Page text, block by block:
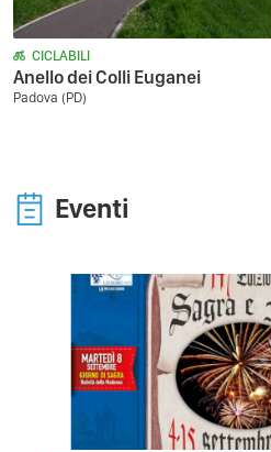
CICLABILI
Anello dei Colli Euganei
Padova (PD)
Eventi